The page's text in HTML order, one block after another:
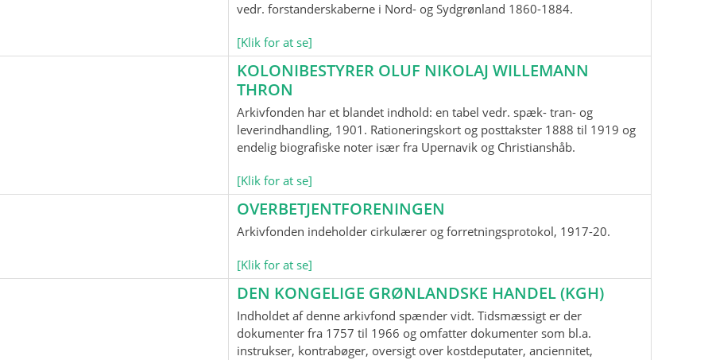
vedr. forstanderskaberne i Nord- og Sydgrønland 1860-1884.
[Klik for at se]
KOLONIBESTYRER OLUF NIKOLAJ WILLEMANN
THRON
Arkivfonden har et blandet indhold: en tabel vedr. spæk- tran- og
leverindhandling, 1901. Rationeringskort og posttakster 1888 til 1919 og
endelig biografiske noter især fra Upernavik og Christianshåb.
[Klik for at se]
OVERBETJENTFORENINGEN
Arkivfonden indeholder cirkulærer og forretningsprotokol, 1917-20.
[Klik for at se]
DEN KONGELIGE GRØNLANDSKE HANDEL (KGH)
Indholdet af denne arkivfond spænder vidt. Tidsmæssigt er der
dokumenter fra 1757 til 1966 og omfatter dokumenter som bl.a.
instrukser, kontrabøger, oversigt over kostdeputater, anciennitet,